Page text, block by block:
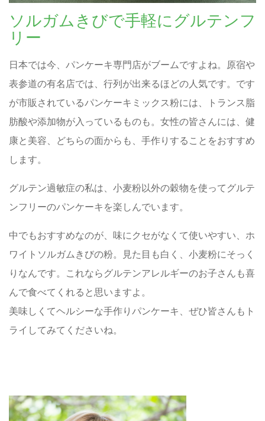
ソルガムきびで手軽にグルテンフ
リー
日本では今、パンケーキ専門店がブームですよね。原宿や
表参道の有名店では、行列が出来るほどの人気です。です
が市販されているパンケーキミックス粉には、トランス脂
肪酸や添加物が入っているものも。女性の皆さんには、健
康と美容、どちらの面からも、手作りすることをおすすめ
します。
グルテン過敏症の私は、小麦粉以外の穀物を使ってグルテ
ンフリーのパンケーキを楽しんでいます。
中でもおすすめなのが、味にクセがなくて使いやすい、ホ
ワイトソルガムきびの粉。見た目も白く、小麦粉にそっく
りなんです。これならグルテンアレルギーのお子さんも喜
んで食べてくれると思いますよ。
美味しくてヘルシーな手作りパンケーキ、ぜひ皆さんもト
ライしてみてくださいね。